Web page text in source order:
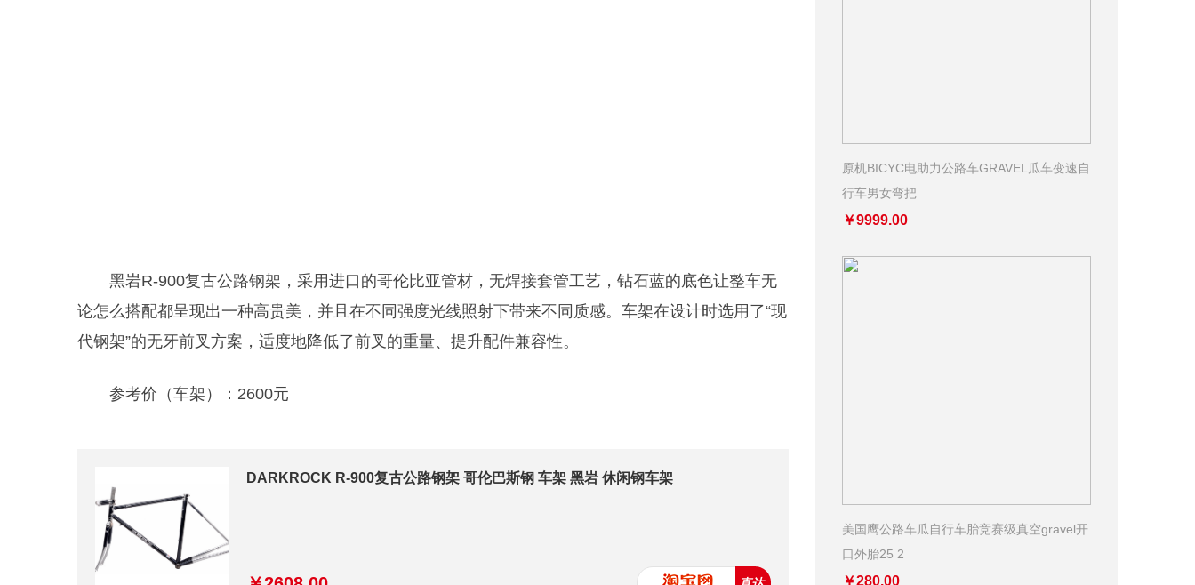
黑岩R-900复古公路钢架 ，采用进口的哥伦比亚管材，无焊接套管工艺，钻石蓝的底色让整车无
论怎么搭配都呈现出一种高贵美，并且在不同强度光线照射下带来不同质感。车架在设计时选用了“现
代钢架”的无牙前叉方案，适度地降低了前叉的重量、提升配件兼容性。
参考价（车架）：2600元
DARKROCK R-900复古公路钢架 哥伦巴斯钢 车架 黑岩 休闲钢车架
原机BICYC电助力公路车GRAVEL瓜车变速自
行车男女弯把
￥9999.00
美国鹰公路车瓜自行车胎竞赛级真空gravel开
口外胎25 2
￥280.00